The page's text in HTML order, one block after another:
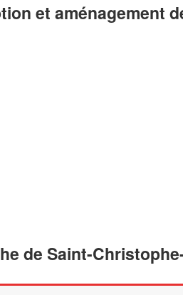
et aménagement
de Saint-